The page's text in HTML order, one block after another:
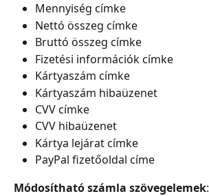
Mennyiség címke
Nettó összeg címke
Bruttó összeg címke
Fizetési információk címke
Kártyaszám címke
Kártyaszám hibaüzenet
CVV címke
CVV hibaüzenet
Kártya lejárat címke
PayPal fizetőoldal címe
Módosítható számla szövegelemek: